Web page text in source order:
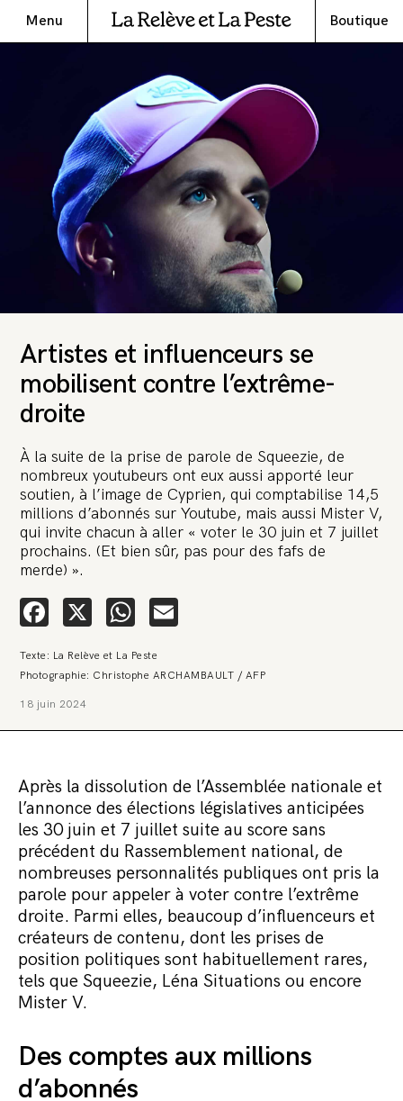
Menu Boutique
Artistes et influenceurs se
mobilisent contre l’extrême-
droite
À la suite de la prise de parole de Squeezie, de
nombreux youtubeurs ont eux aussi apporté leur
soutien, à l’image de Cyprien, qui comptabilise 14,5
millions d’abonnés sur Youtube, mais aussi Mister V,
qui invite chacun à aller « voter le 30 juin et 7 juillet
prochains. (Et bien sûr, pas pour des fafs de
merde) ».
Facebook
X WhatsApp
Texte: La Relève et La Peste
Photographie: Christophe ARCHAMBAULT / AFP
18 juin 2024
Après la dissolution de l’Assemblée nationale et
l’annonce des élections législatives anticipées
les 30 juin et 7 juillet suite au score sans
précédent du Rassemblement national, de
nombreuses personnalités publiques ont pris la
parole pour appeler à voter contre l’extrême
droite. Parmi elles, beaucoup d’influenceurs et
créateurs de contenu, dont les prises de
position politiques sont habituellement rares,
tels que Squeezie, Léna Situations ou encore
Mister V.
Des comptes aux millions
d’abonnés